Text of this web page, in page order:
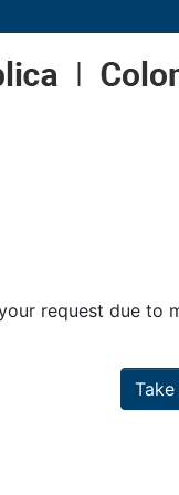
request due to